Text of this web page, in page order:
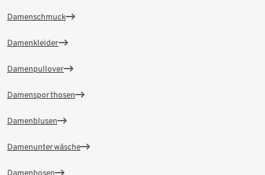
Damenschmuck
Damenkleider
Damenpullover
Damensporthosen
Damenblusen
Damenunterwäsche
Damenhosen